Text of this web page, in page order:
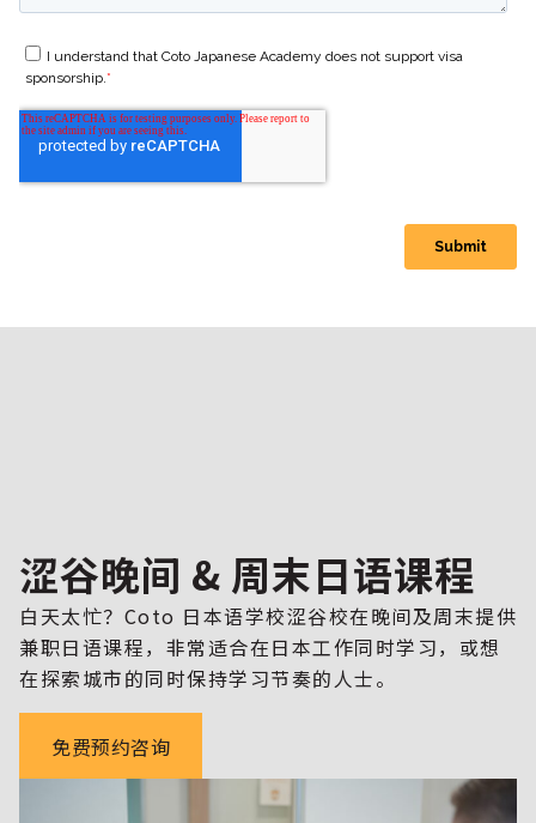
涩谷晚间 & 周末日语课程
白天太忙？Coto 日本语学校涩谷校在晚间及周末提供
兼职日语课程，非常适合在日本工作同时学习，或想
在探索城市的同时保持学习节奏的人士。
免费预约咨询